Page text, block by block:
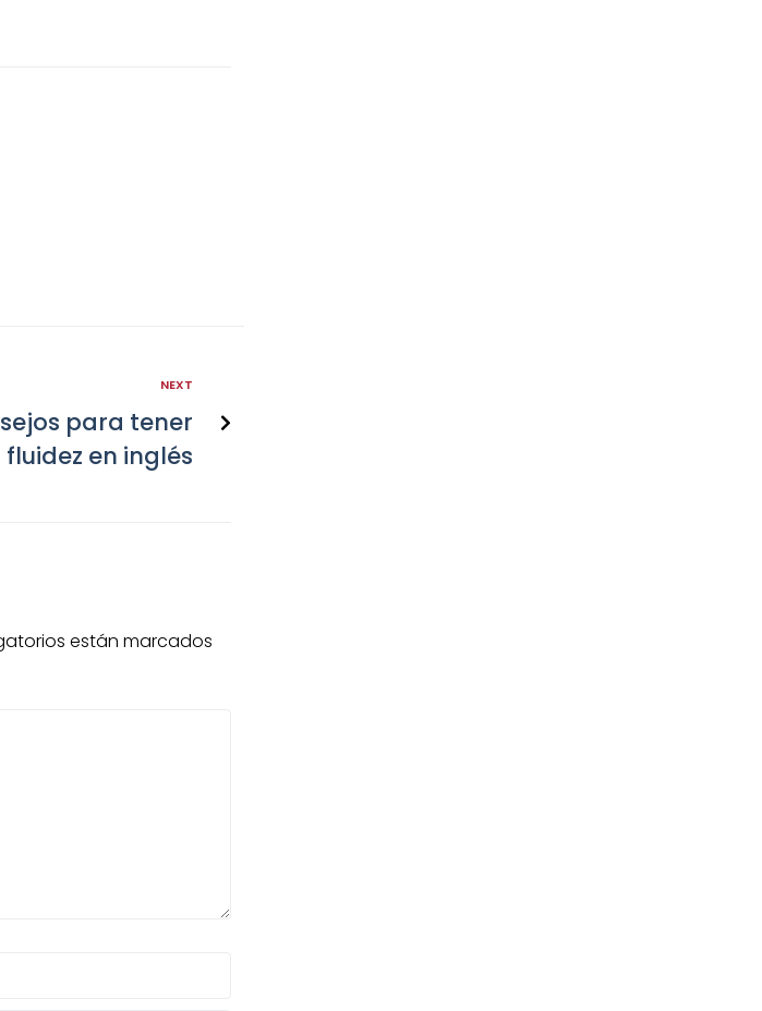
NEXT
para tener
fluidez en inglés
están marcados